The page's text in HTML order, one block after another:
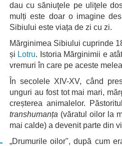
dau cu săniuţele pe uliţele
mulți este doar o imagine
Sibiului este viața de zi cu zi.
Mărginimea Sibiului cuprinde
și Lotru. Istoria Mărginimii e
vremuri în care pe aceste
În secolele XIV-XV, când
unguri au fost tot mai mari,
creșterea animalelor.
transhumanța (văratul oilor la
mai calde) a devenit parte din
„Drumurile oilor", după cum